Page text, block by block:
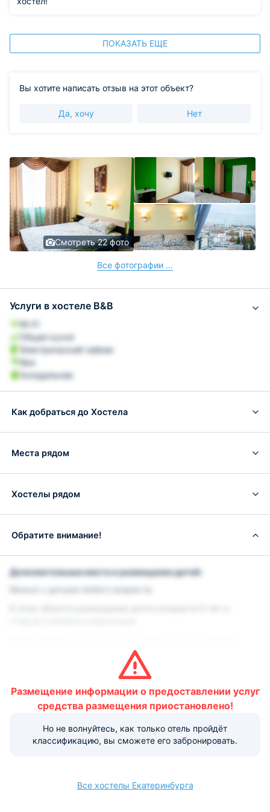
ПОКАЗАТЬ ЕЩЕ
Вы хотите написать отзыв на этот объект?
Да, хочу Нет
Смотреть 22 фото
Все фотографии ...
Услуги в хостеле B&B
Wi-Fi
Общая кухня
Электрический чайник
Фен
Холодильник
Как добраться до Хостела
Места рядом
Хостелы рядом
Обратите внимание!
Дополнительные места и размещение детей:
Можно с детьми любого возраста.
мест, при поиске укажите количество детей в вашей
кроваток.
В этом объекте не предусмотрена установка
дополнительных кроватей.
Регистрация выезда:
Размещение информации о предоставлении услуг
средства размещения приостановлено!
Но не волнуйтесь, как только отель пройдёт
классификацию, вы сможете его забронировать.
Все хостелы Екатеринбурга